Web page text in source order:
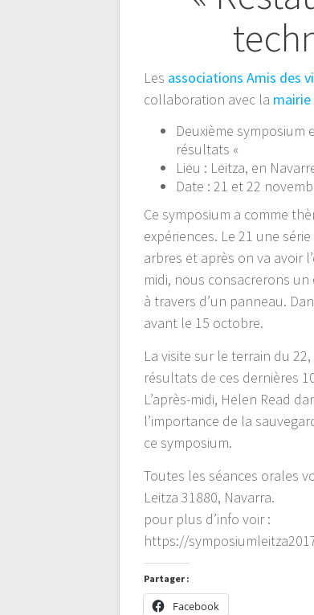
Les associations Amis des
collaboration avec la
Deuxième
résultats «
Lieu : Leitza, en
Date : 21 et 22
Ce symposium a comme
expériences. Le 21 une
arbres et après on va avoir
midi, nous consacrerons
à travers d’un panneau.
avant le 15 octobre.
La visite sur le terrain du
résultats de ces dernières
L’après-midi, Helen Read
l’importance de la
ce symposium.
Toutes les séances orales
Leitza 31880, Navarra.
pour plus d’info voir :
https://
Partager :
Facebook